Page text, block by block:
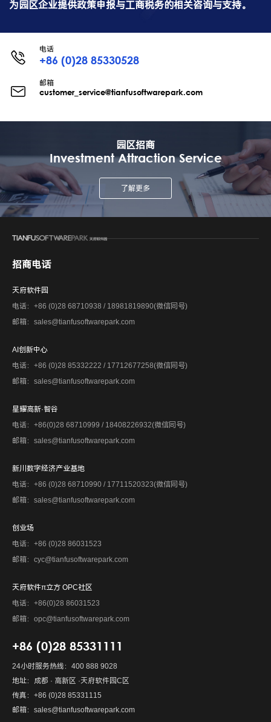
为园区企业提供政策申报与工商税务的相关咨询与支持。
电话
+86 (0)28 85330528
邮箱
customer_service@tianfusoftwarepark.com
园区招商
Investment Attraction Service
了解更多
招商电话
天府软件园
电话：+86 (0)28 68710938 / 18981819890(微信同号)
邮箱：sales@tianfusoftwarepark.com
AI创新中心
电话：+86 (0)28 85332222 / 17712677258(微信同号)
邮箱：sales@tianfusoftwarepark.com
星耀高新·智谷
电话：+86(0)28 68710999 / 18408226932(微信同号)
邮箱：sales@tianfusoftwarepark.com
新川数字经济产业基地
电话：+86 (0)28 68710990 / 17711520323(微信同号)
邮箱：sales@tianfusoftwarepark.com
创业场
电话：+86 (0)28 86031523
邮箱：cyc@tianfusoftwarepark.com
天府软件π立方 OPC社区
电话：+86(0)28 86031523
邮箱：opc@tianfusoftwarepark.com
+86 (0)28 85331111
24小时服务热线：400 888 9028
地址：成都 · 高新区 ·天府软件园C区
传真：+86 (0)28 85331115
邮箱：sales@tianfusoftwarepark.com